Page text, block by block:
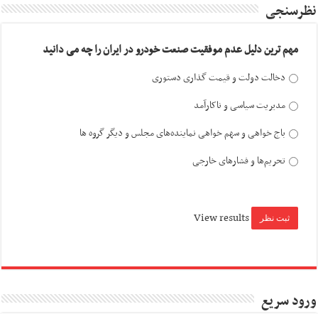
نظرسنجی
مهم ترین دلیل عدم موفقیت صنعت خودرو در ایران را چه می دانید
دخالت دولت و قیمت گذاری دستوری
مدیریت سیاسی و ناکارآمد
باج خواهی و سهم خواهی نماینده‌های مجلس و دیگر گروه ها
تحریم‌ها و فشارهای خارجی
View results
ورود سریع